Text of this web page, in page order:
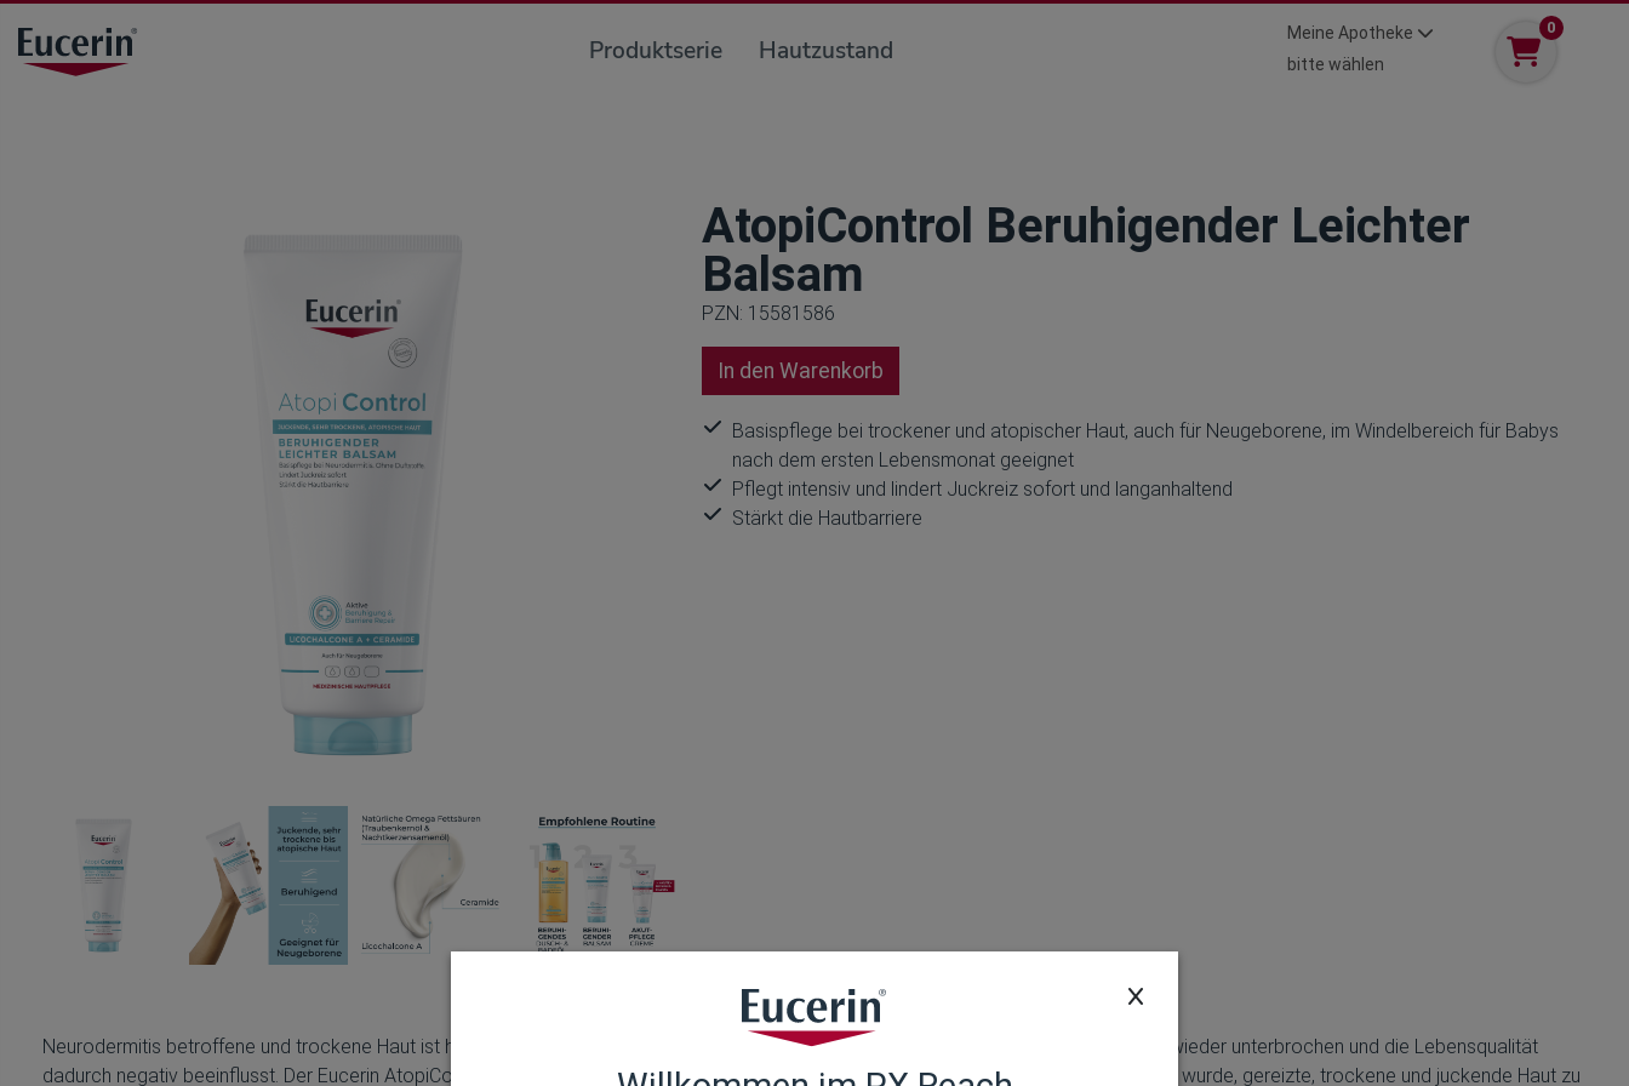
Produktserie Hautzustand
Meine Apotheke
bitte wählen
0
AtopiControl Beruhigender Leichter
Balsam
PZN: 15581586
In den Warenkorb
Basispflege bei trockener und atopischer Haut, auch für Neugeborene, im Windelbereich für Babys
nach dem ersten Lebensmonat geeignet
Pflegt intensiv und lindert Juckreiz sofort und langanhaltend
Stärkt die Hautbarriere
Neurodermitis betroffene und trockene Haut ist häufig gereizt und juckt. Gerade nachts wird der Schlaf durch Juckreizattacken immer wieder unterbrochen und die Lebensqualität
dadurch negativ beeinflusst. Der Eucerin AtopiControl Beruhigender Leichter Balsam für die tägliche Basispflege, der speziell entwickelt wurde, gereizte, trockene und juckende Haut zu